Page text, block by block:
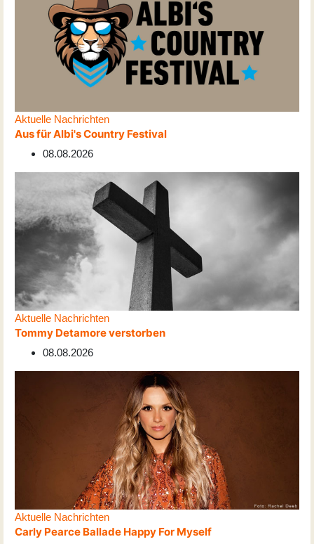
Aktuelle Nachrichten
Aus für Albi's Country Festival
08.08.2026
Aktuelle Nachrichten
Tommy Detamore verstorben
08.08.2026
Aktuelle Nachrichten
Carly Pearce Ballade Happy For Myself